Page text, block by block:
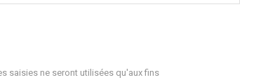
saisies ne seront utilisées qu'aux fins